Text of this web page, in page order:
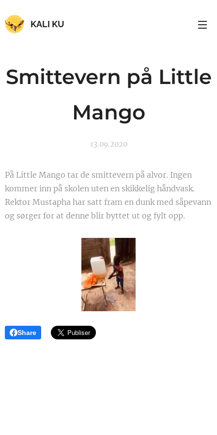
KALI KU
Smittevern på Little
Mango
13.09.2020
På Little Mango tar de smittevern på alvor. Ingen
kommer inn på skolen uten en skikkelig håndvask.
Rektor Mustapha har satt fram en dunk med såpevann
og sørger for at denne blir byttet ut og fylt opp.
Share